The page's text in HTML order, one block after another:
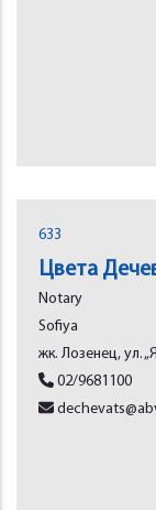
633
Цвета
Notary
Sofiya
жк. Лозенец, ул.
02/9681100